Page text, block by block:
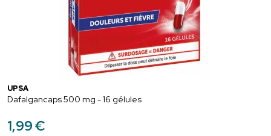
UPSA
Dafalgancaps 500 mg - 16 gélules
1,99€